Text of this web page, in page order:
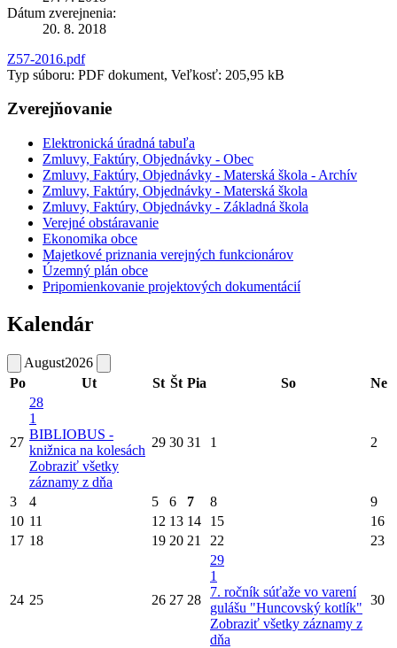
Dátum zverejnenia:
20. 8. 2018
Z57-2016.pdf
Typ súboru: PDF dokument, Veľkosť: 205,95 kB
Zverejňovanie
Elektronická úradná tabuľa
Zmluvy, Faktúry, Objednávky - Obec
Zmluvy, Faktúry, Objednávky - Materská škola - Archív
Zmluvy, Faktúry, Objednávky - Materská škola
Zmluvy, Faktúry, Objednávky - Základná škola
Verejné obstáravanie
Ekonomika obce
Majetkové priznania verejných funkcionárov
Územný plán obce
Pripomienkovanie projektových dokumentácií
Kalendár
August2026
Po
Ut St Št Pia So Ne
27
28
1
BIBLIOBUS -
knižnica na kolesách
Zobraziť všetky
záznamy z dňa
29 30 31 1 2
3 4 5 6 7 8
9
10 11 12 13 14 15
16
17 18 19 20 21 22 23
24 25 26 27 28
29
1
7. ročník súťaže vo varení
gulášu "Huncovský kotlík"
Zobraziť všetky záznamy z
dňa
30